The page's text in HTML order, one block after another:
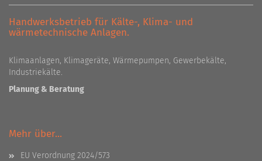
Handwerksbetrieb für Kälte-, Klima- und
wärmetechnische Anlagen.
Klimaanlagen, Klimageräte, Wärmepumpen, Gewerbekälte,
Industriekälte.
Planung & Beratung
Mehr über...
EU Verordnung 2024/573